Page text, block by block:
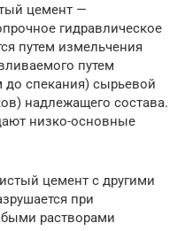
цемент —
гидравлическое
путем измельчения
путем
спекания) сырьевой
надлежащего состава.
низко-основные
цемент с другими
при
растворами